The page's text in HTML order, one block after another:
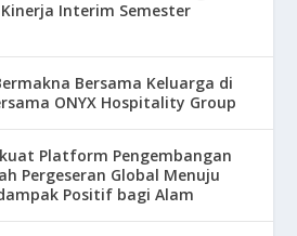
Kinerja Interim Semester
Bersama Keluarga di
ONYX Hospitality Group
Platform Pengembangan
Pergeseran Global Menuju
Positif bagi Alam